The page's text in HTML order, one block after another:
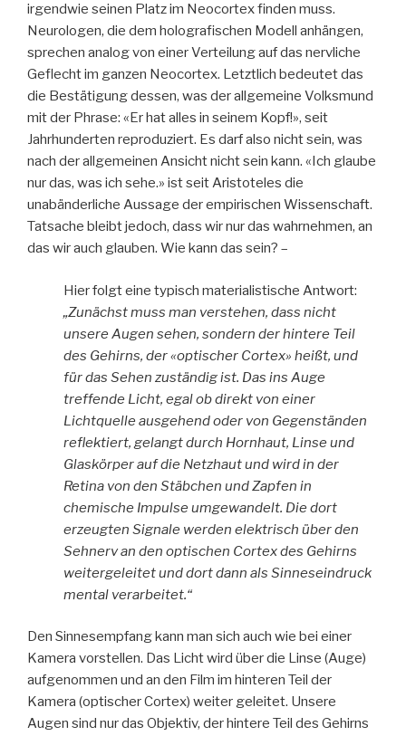
irgendwie seinen Platz im Neocortex finden muss.
Neurologen, die dem holografischen Modell anhängen,
sprechen analog von einer Verteilung auf das nervliche
Geflecht im ganzen Neocortex. Letztlich bedeutet das
die Bestätigung dessen, was der allgemeine Volksmund
mit der Phrase: «Er hat alles in seinem Kopf!», seit
Jahrhunderten reproduziert. Es darf also nicht sein, was
nach der allgemeinen Ansicht nicht sein kann. «Ich glaube
nur das, was ich sehe.» ist seit Aristoteles die
unabänderliche Aussage der empirischen Wissenschaft.
Tatsache bleibt jedoch, dass wir nur das wahrnehmen, an
das wir auch glauben. Wie kann das sein? –
Hier folgt eine typisch materialistische Antwort:
„Zunächst muss man verstehen, dass nicht
unsere Augen sehen, sondern der hintere Teil
des Gehirns, der «optischer Cortex» heißt, und
für das Sehen zuständig ist. Das ins Auge
treffende Licht, egal ob direkt von einer
Lichtquelle ausgehend oder von Gegenständen
reflektiert, gelangt durch Hornhaut, Linse und
Glaskörper auf die Netzhaut und wird in der
Retina von den Stäbchen und Zapfen in
chemische Impulse umgewandelt. Die dort
erzeugten Signale werden elektrisch über den
Sehnerv an den optischen Cortex des Gehirns
weitergeleitet und dort dann als Sinneseindruck
mental verarbeitet.“
Den Sinnesempfang kann man sich auch wie bei einer
Kamera vorstellen. Das Licht wird über die Linse (Auge)
aufgenommen und an den Film im hinteren Teil der
Kamera (optischer Cortex) weiter geleitet. Unsere
Augen sind nur das Objektiv, der hintere Teil des Gehirns